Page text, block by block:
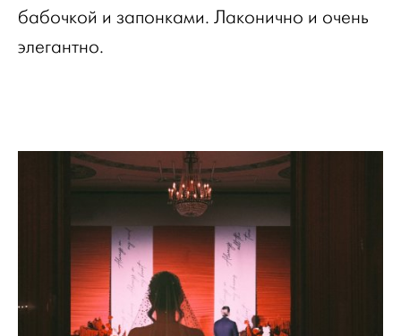
бабочкой и запонками. Лаконично и очень
элегантно.